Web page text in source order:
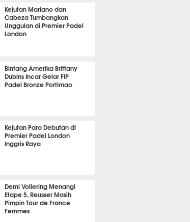
Kejutan Mariano dan
Cabeza Tumbangkan
Unggulan di Premier Padel
London
Bintang Amerika Brittany
Dubins Incar Gelar FIP
Padel Bronze Portimao
Kejutan Para Debutan di
Premier Padel London
Inggris Raya
Demi Vollering Menangi
Etape 5, Reusser Masih
Pimpin Tour de France
Femmes